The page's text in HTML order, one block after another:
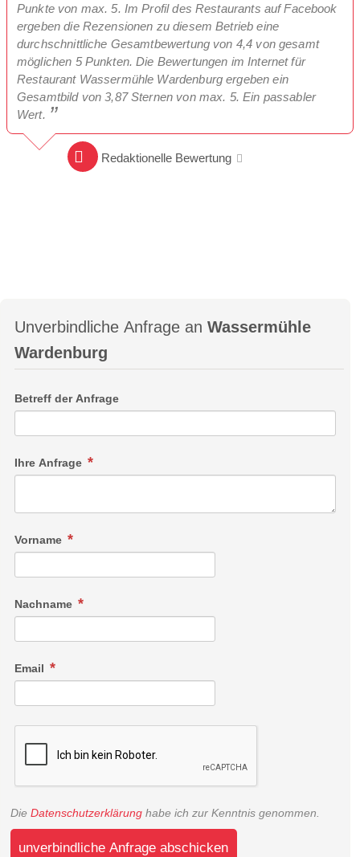
Punkte von max. 5. Im Profil des Restaurants auf Facebook
ergeben die Rezensionen zu diesem Betrieb eine
durchschnittliche Gesamtbewertung von 4,4 von gesamt
möglichen 5 Punkten. Die Bewertungen im Internet für
Restaurant Wassermühle Wardenburg ergeben ein
Gesamtbild von 3,87 Sternen von max. 5. Ein passabler
Wert.
Redaktionelle Bewertung
Unverbindliche Anfrage an Wassermühle
Wardenburg
Betreff der Anfrage
Ihre Anfrage
Vorname
Nachname
Email
Die Datenschutzerklärung habe ich zur Kenntnis genommen.
unverbindliche Anfrage abschicken